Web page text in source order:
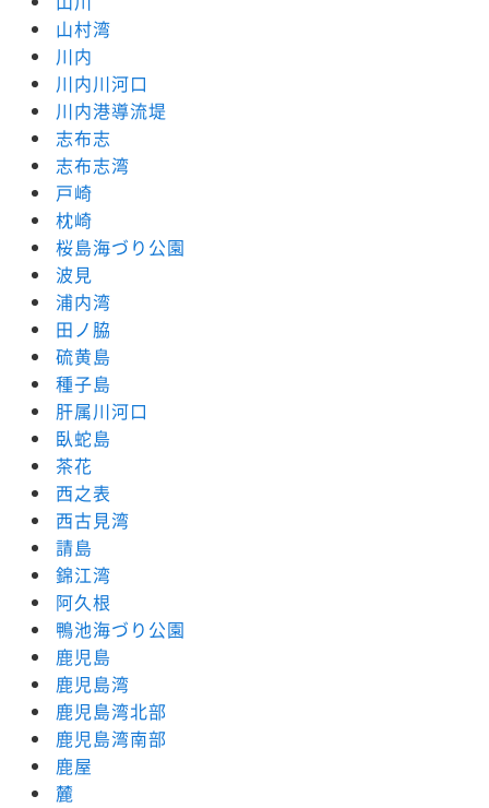
山村湾
川内
川内川河口
川内港導流堤
志布志
志布志湾
戸崎
枕崎
桜島海づり公園
波見
浦内湾
田ノ脇
硫黄島
種子島
肝属川河口
臥蛇島
茶花
西之表
西古見湾
請島
錦江湾
阿久根
鴨池海づり公園
鹿児島
鹿児島湾
鹿児島湾北部
鹿児島湾南部
鹿屋
麓